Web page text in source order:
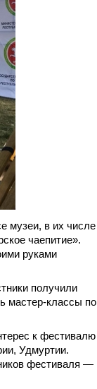
музеи, в их числе
чаепитие».
руками
получили
мастер-классы по
к фестивалю
Удмуртии.
фестиваля —